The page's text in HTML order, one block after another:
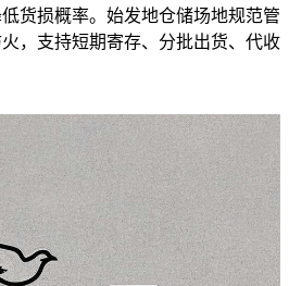
货损概率。始发地仓储场地规范管
，支持短期寄存、分批出货、代收